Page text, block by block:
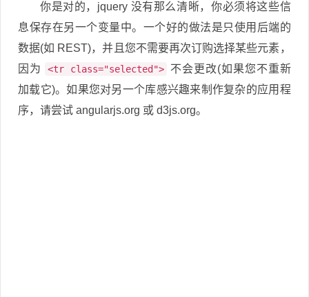
你是对的，jquery 没有那么清晰，你必须将这些信
息保存在另一个变量中。一个好的做法是只使用后端的
数据(如 REST)，并且您不需要再次订购选择某些元素，
因为
<tr class="selected">
不会更改(如果您不重新
加载它)。如果您对另一个库感兴趣来制作复杂的应用程
序，请尝试 angularjs.org 或 d3js.org。